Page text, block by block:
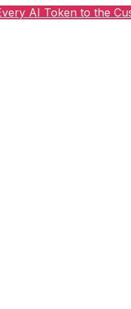
AI Token to the